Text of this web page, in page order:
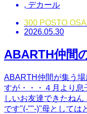
, デカール
300 POSTO
2026.05.30
ABARTH仲間
ABARTH仲間が集う
すが・・・４月より
しいお友達できたね
です"(-""-)"母としては